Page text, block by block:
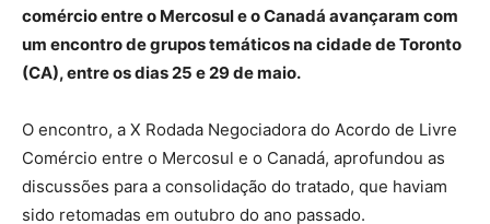
comércio entre o Mercosul e o Canadá avançaram com
um encontro de grupos temáticos na cidade de Toronto
(CA), entre os dias 25 e 29 de maio.
O encontro, a X Rodada Negociadora do Acordo de Livre
Comércio entre o Mercosul e o Canadá, aprofundou as
discussões para a consolidação do tratado, que haviam
sido retomadas em outubro do ano passado.